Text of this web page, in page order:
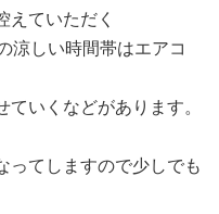
えていただく
涼しい時間帯はエアコ
いくなどがあります。
ってしますので少しでも